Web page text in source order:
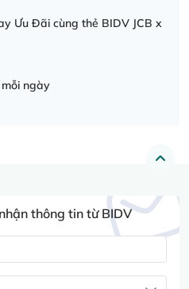
Ưu Đãi cùng thẻ BIDV JCB x
ngày
thông tin từ BIDV